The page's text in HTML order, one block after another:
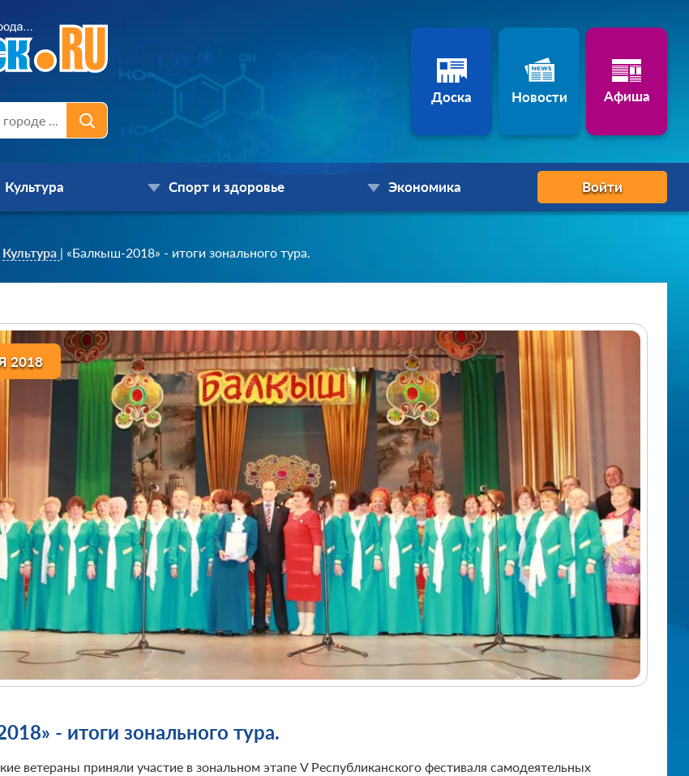
Доска Новости Афиша
Культура Спорт и здоровье Экономика Войти
Культура | «Балкыш-2018» - итоги зонального тура.
2018
- итоги зонального тура.
ветераны приняли участие в зональном этапе V Республиканского фестиваля самодеятельных